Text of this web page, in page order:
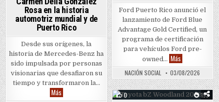
Rosa en la historia
automotriz mundial y de
Puerto Rico
Desde sus orígenes, la
historia de Mercedes-Benz ha
sido impulsada por personas
visionarias que desafiaron su
tiempo y transformaron la…
MásMercedes-Benz reconoce el legado de Bertha Benz y Carmen
Ford Puerto Rico anunció el
lanzamiento de Ford Blue
Advantage Gold Certified, un
programa de certificación
para vehículos Ford pre-
owned… Más Ford
NACIÓN SOCIAL 03/08/2026
0 193